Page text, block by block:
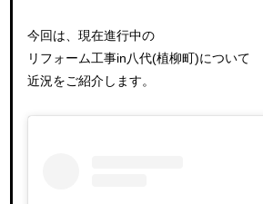
今回は、現在進行中の
リフォーム工事in八代(植柳町)について
近況をご紹介します。